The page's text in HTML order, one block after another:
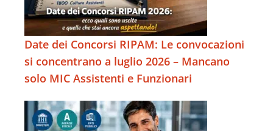
Date dei Concorsi RIPAM: Le convocazioni
si concentrano a luglio 2026 – Mancano
solo MIC Assistenti e Funzionari